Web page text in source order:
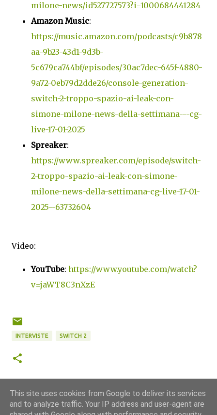
milone-news/id527727573?i=1000684441284
Amazon Music:
https://music.amazon.com/podcasts/c9b878
aa-9b23-43d1-9d3b-
5c679ca744bf/episodes/30ac7dec-645f-4880-
9a72-0eb79d2dde26/console-generation-
switch-2-troppo-spazio-ai-leak-con-
simone-milone-news-della-settimana---cg-
live-17-01-2025
Spreaker:
https://www.spreaker.com/episode/switch-
2-troppo-spazio-ai-leak-con-simone-
milone-news-della-settimana-cg-live-17-01-
2025--63732604
Video:
YouTube: https://www.youtube.com/watch?
v=jaWT8C3nXzE
INTERVISTE SWITCH 2
This site uses cookies from Google to deliver its services
and to analyze traffic. Your IP address and user-agent are